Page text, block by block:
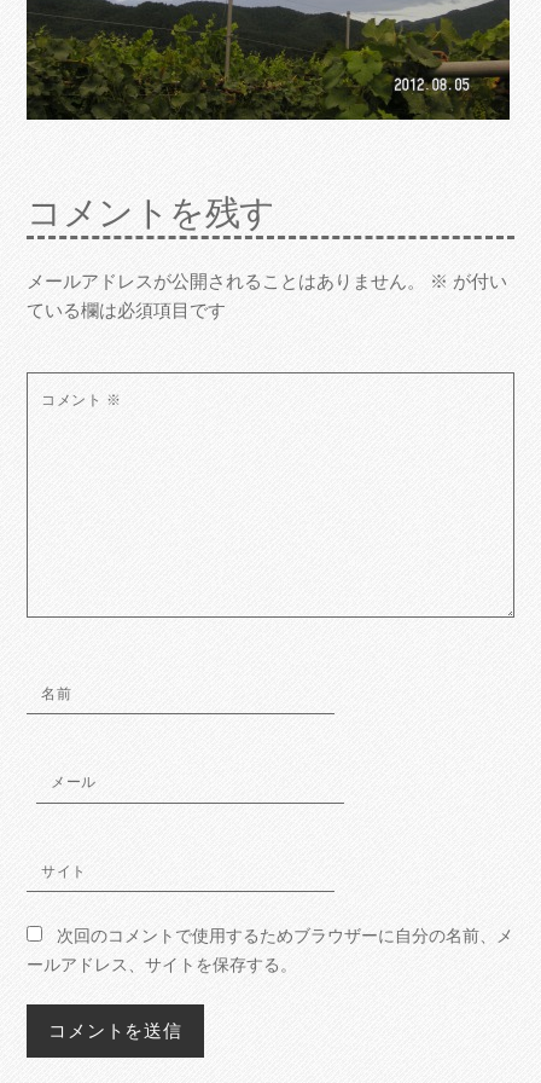
コメントを残す
メールアドレスが公開されることはありません。 ※ が付い
ている欄は必須項目です
コメント ※
名前
メール
サイト
次回のコメントで使用するためブラウザーに自分の名前、メ
ールアドレス、サイトを保存する。